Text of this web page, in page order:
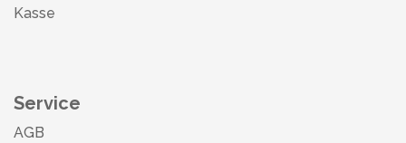
Kasse
Service
AGB